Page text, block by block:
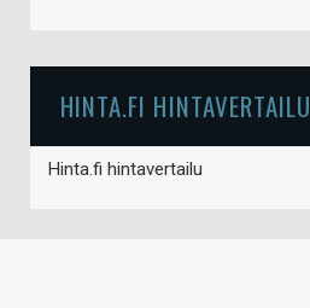
HINTA.FI HINTAVERTAILU
Hinta.fi hintavertailu